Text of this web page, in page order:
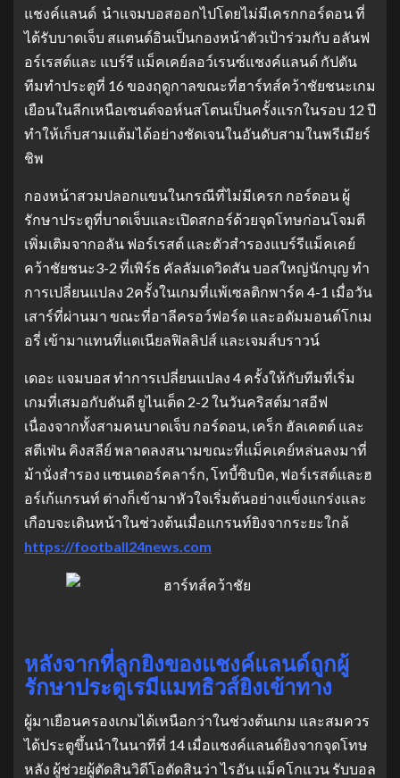
แชงค์แลนด์ นําแจมบอสออกไปโดยไม่มีเครกกอร์ดอน ที่
ได้รับบาดเจ็บ สแตนด์อินเป็นกองหน้าตัวเป้าร่วมกับ อลันฟ
อร์เรสต์และ แบร์รี แม็คเคย์ลอว์เรนซ์แชงค์แลนด์ กัปตัน
ทีมทําประตูที่ 16 ของฤดูกาลขณะที่ฮาร์ทส์คว้าชัยชนะเกม
เยือนในลีกเหนือเซนต์จอห์นสโตนเป็นครั้งแรกในรอบ 12 ปี
ทําให้เก็บสามแต้มได้อย่างชัดเจนในอันดับสามในพรีเมียร์
ชิพ
กองหน้าสวมปลอกแขนในกรณีที่ไม่มีเครก กอร์ดอน ผู้
รักษาประตูที่บาดเจ็บและเปิดสกอร์ด้วยจุดโทษก่อนโจมตี
เพิ่มเติมจากอลัน ฟอร์เรสต์ และตัวสํารองแบร์รีแม็คเคย์
คว้าชัยชนะ3-2 ที่เพิร์ธ คัลลัมเดวิดสัน บอสใหญ่นักบุญ ทํา
การเปลี่ยนแปลง 2ครั้งในเกมที่แพ้เซลติกพาร์ค 4-1 เมื่อวัน
เสาร์ที่ผ่านมา ขณะที่อาลีครอว์ฟอร์ด และอดัมมอนต์โกเม
อรี่ เข้ามาแทนที่แดเนียลฟิลลิปส์ และเจมส์บราวน์
เดอะ แจมบอส ทําการเปลี่ยนแปลง 4 ครั้งให้กับทีมที่เริ่ม
เกมที่เสมอกับดันดี ยูไนเต็ด 2-2 ในวันคริสต์มาสอีฟ
เนื่องจากทั้งสามคนบาดเจ็บ กอร์ดอน, เคร็ก ฮัลเคตต์ และ
สตีเฟ่น คิงสลีย์ พลาดลงสนามขณะที่แม็คเคย์หล่นลงมาที่
ม้านั่งสํารอง แซนเดอร์คลาร์ก, โทบี้ซิบบิค, ฟอร์เรสต์และฮ
อร์เก้แกรนท์ ต่างก็เข้ามาหัวใจเริ่มต้นอย่างแข็งแกร่งและ
เกือบจะเดินหน้าในช่วงต้นเมื่อแกรนท์ยิงจากระยะใกล้
https://football24news.com
หลังจากที่ลูกยิงของแชงค์แลนด์ถูกผู้
รักษาประตูเรมีแมทธิวส์ยิงเข้าทาง
ผู้มาเยือนครองเกมได้เหนือกว่าในช่วงต้นเกม และสมควร
ได้ประตูขึ้นนําในนาทีที่ 14 เมื่อแชงค์แลนด์ยิงจากจุดโทษ
หลัง ผู้ช่วยผู้ตัดสินวิดีโอตัดสินว่า ไรอัน แม็คโกแวน รับบอล